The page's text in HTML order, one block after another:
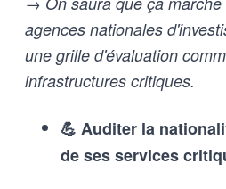
agences nationales
une grille d'évaluation
infrastructures critiques.
💪 Auditer la
de ses services